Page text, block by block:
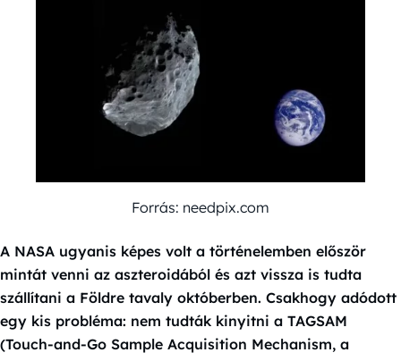
Forrás: needpix.com
A NASA ugyanis képes volt a történelemben először
mintát venni az aszteroidából és azt vissza is tudta
szállítani a Földre tavaly októberben. Csakhogy adódott
egy kis probléma: nem tudták kinyitni a TAGSAM
(Touch-and-Go Sample Acquisition Mechanism, a